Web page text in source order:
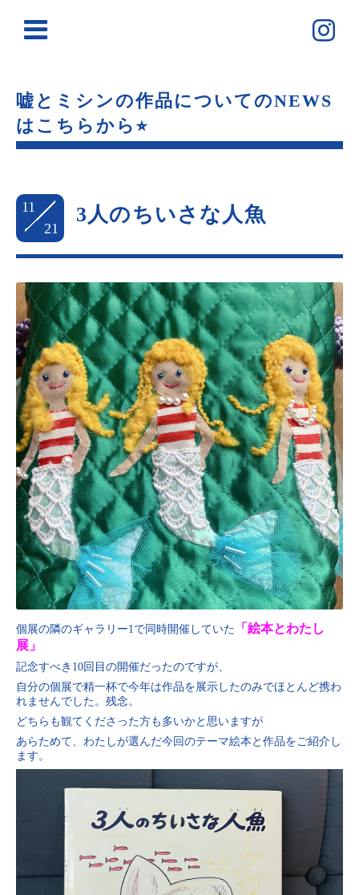
嘘とミシンの作品についてのNEWS
はこちらから⭐︎
11
21
3人のちいさな人魚
個展の隣のギャラリー1で同時開催していた
「絵本とわたし
展」
記念すべき10回目の開催だったのですが、
自分の個展で精一杯で今年は作品を展示したのみでほとんど携わ
れませんでした。残念。
どちらも観てくださった方も多いかと思いますが
あらためて、わたしが選んだ今回のテーマ絵本と作品をご紹介し
ます。